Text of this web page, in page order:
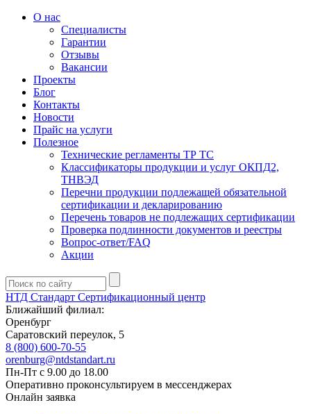
О нас
Специалисты
Гарантии
Отзывы
Вакансии
Проекты
Блог
Контакты
Новости
Прайс на услуги
Полезное
Технические регламенты ТР ТС
Классификаторы продукции и услуг ОКПД2,
ТНВЭД
Перечни продукции подлежащей обязательной
сертификации и декларированию
Перечень товаров не подлежащих сертификации
Проверка подлинности документов и реестры
Вопрос-ответ/FAQ
Акции
НТД Стандарт Сертификационный центр
Ближайший филиал:
Оренбург
Саратовский переулок, 5
8 (800) 600-70-55
orenburg@ntdstandart.ru
Пн-Пт с 9.00 до 18.00
Оперативно проконсультируем в мессенджерах
Онлайн заявка